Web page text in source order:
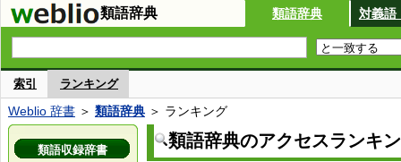
類語辞典 類語辞典 対義語
索引 ランキング
Weblio 辞書 ＞ 類語辞典 ＞ ランキング
類語辞典のアクセスランキ
類語収録辞書